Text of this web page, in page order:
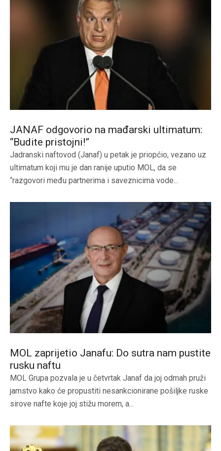
JANAF odgovorio na mađarski ultimatum:
“Budite pristojni!”
Jadranski naftovod (Janaf) u petak je priopćio, vezano uz
ultimatum koji mu je dan ranije uputio MOL, da se
“razgovori među partnerima i saveznicima vode...
MOL zaprijetio Janafu: Do sutra nam pustite
rusku naftu
MOL Grupa pozvala je u četvrtak Janaf da joj odmah pruži
jamstvo kako će propustiti nesankcionirane pošiljke ruske
sirove nafte koje joj stižu morem, a...